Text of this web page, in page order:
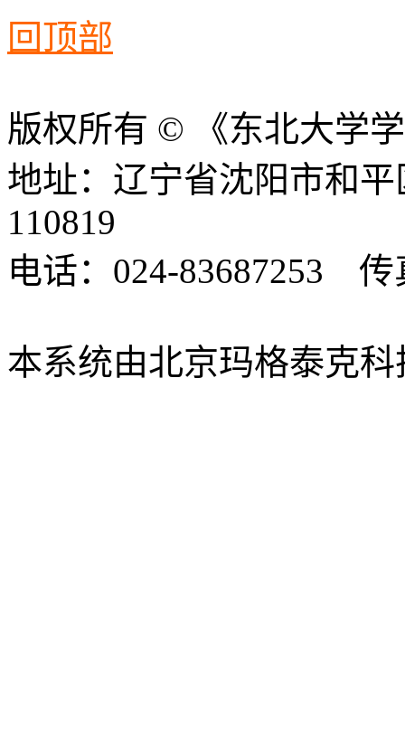
回顶部
版权所有 © 《东北大学
地址：辽宁省沈阳市和
110819
电话：024-83687253
本系统由北京玛格泰克